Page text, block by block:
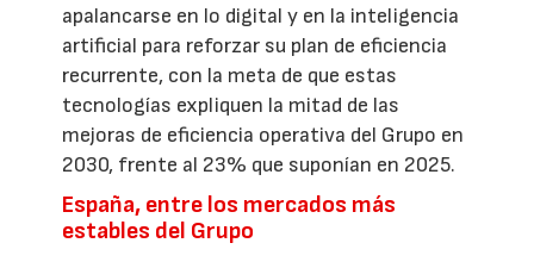
apalancarse en lo digital y en la inteligencia
artificial para reforzar su plan de eficiencia
recurrente, con la meta de que estas
tecnologías expliquen la mitad de las
mejoras de eficiencia operativa del Grupo en
2030, frente al 23% que suponían en 2025.
España, entre los mercados más
estables del Grupo